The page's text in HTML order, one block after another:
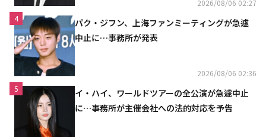
2026/08/06 02:27
4
パク・ジフン、上海ファンミーティングが急遽
中止に…事務所が発表
2026/08/06 02:36
5
イ・ハイ、ワールドツアーの全公演が急遽中止
に…事務所が主催会社への法的対応を予告